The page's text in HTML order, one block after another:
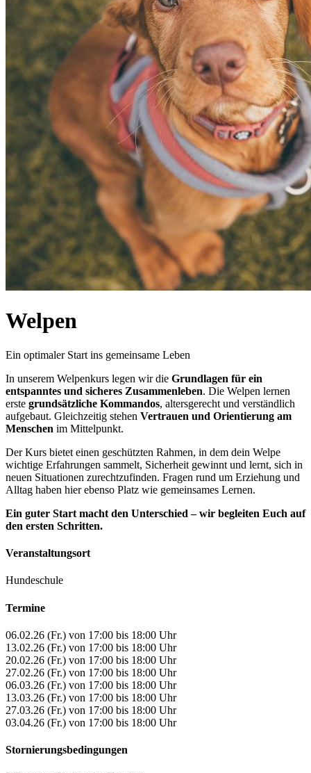
Welpen
Ein optimaler Start ins gemeinsame Leben
In unserem Welpenkurs legen wir die Grundlagen für ein
entspanntes und sicheres Zusammenleben. Die Welpen lernen
erste grundsätzliche Kommandos, altersgerecht und verständlich
aufgebaut. Gleichzeitig stehen Vertrauen und Orientierung am
Menschen im Mittelpunkt.
Der Kurs bietet einen geschützten Rahmen, in dem dein Welpe
wichtige Erfahrungen sammelt, Sicherheit gewinnt und lernt, sich in
neuen Situationen zurechtzufinden. Fragen rund um Erziehung und
Alltag haben hier ebenso Platz wie gemeinsames Lernen.
Ein guter Start macht den Unterschied – wir begleiten Euch auf
den ersten Schritten.
Veranstaltungsort
Hundeschule
Termine
06.02.26 (Fr.) von 17:00 bis 18:00 Uhr
13.02.26 (Fr.) von 17:00 bis 18:00 Uhr
20.02.26 (Fr.) von 17:00 bis 18:00 Uhr
27.02.26 (Fr.) von 17:00 bis 18:00 Uhr
06.03.26 (Fr.) von 17:00 bis 18:00 Uhr
13.03.26 (Fr.) von 17:00 bis 18:00 Uhr
27.03.26 (Fr.) von 17:00 bis 18:00 Uhr
03.04.26 (Fr.) von 17:00 bis 18:00 Uhr
Stornierungsbedingungen